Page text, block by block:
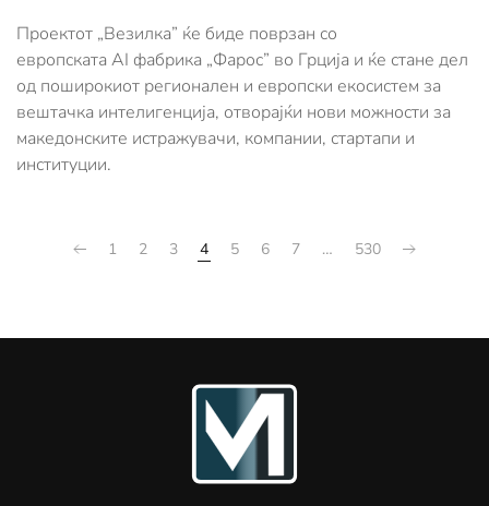
Проектот „Везилка” ќе биде поврзан со
европската AI фабрика „Фарос” во Грција и ќе стане дел
од поширокиот регионален и европски екосистем за
вештачка интелигенција, отворајќи нови можности за
македонските истражувачи, компании, стартапи и
институции.
1 2 3 4 5 6 7 … 530